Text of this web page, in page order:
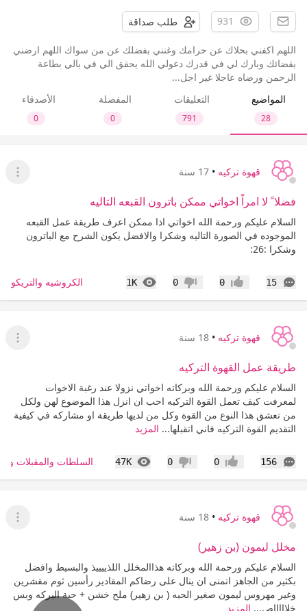
931 طلب صداقة
اللهم اكفني بحلاك عن حرامك وغنني بفضلك عن من سواك اللهم ارضني
بقضائك وبارك لي في قدرك دعولي الله يحقق الي في بالي بطاعة
الرحمن ورضاه عاجلا غير اجل...
المواضيع
28
التعليقات
791
المفضلة
0
الأصدقاء
0
قهوة تركيه • 17 سنة
عرض
فضلا ً لا امراً اخواتي ممكن باترون القبعه التاليه
السلام عليكم ورحمة الله اخواتي اذا ممكن اعرف طريقة عمل القبعه
الموجوده في الصورة التاليه وشكرا والافضل يكون الشرح مع الباترون
وشكرا :26:
15
التعليقات إعجاب0 عدم إعجاب
0
1K
المشاهدات الكروشيه والتريكو
قهوة تركيه • 18 سنة
عرض
طريقة عمل القهوة التركيه
السلام عليكم ورحمة الله وبركاته اخواتي نزولا عند رغبة الاخوات
لمعرفت كيف تعمل القوة التركيه احب ان انزل هذا الموضوع لهن ولكل
من تعشق هذا النوع من القوة وكل من لديها طريقة او مشاركه في كيفية
التقديم القوة التركيه فاني اتقبلها... المزيد
156
التعليقات إعجاب0 عدم إعجاب
0
47K
المشاهدات السلطات والمقبلات
قهوة تركيه • 18 سنة
عرض
مخلل ليمون (بن زهير)
السلام عليكم ورحمة الله وبركاته هذاالمخلل اللذييييذ والبسيط وافضل
بكثير من الجاهز اتمنى ان ينال على رضاكم المقادير رأسين ثوم مقشرين
وغير مهروس ليمون صغير الحبه ( بن زهير) ملح خشن + حبة البركه وبس
خلاااااص... المزيد